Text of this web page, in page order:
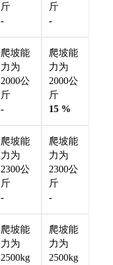
斤
-
斤
-
爬坡能
力为
2000公
斤
-
爬坡能
力为
2000公
斤
15 %
爬坡能
力为
2300公
斤
-
爬坡能
力为
2300公
斤
-
爬坡能
力为
2500kg
爬坡能
力为
2500kg